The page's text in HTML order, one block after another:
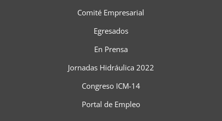
Comité Empresarial
Egresados
En Prensa
Jornadas Hidráulica 2022
Congreso ICM-14
Portal de Empleo